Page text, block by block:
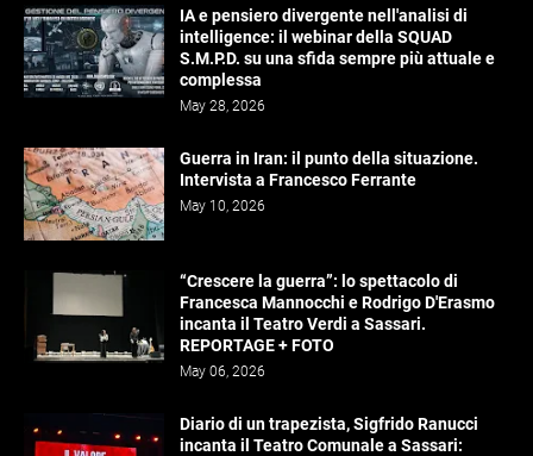
IA e pensiero divergente nell'analisi di
intelligence: il webinar della SQUAD
S.M.P.D. su una sfida sempre più attuale e
complessa
May 28, 2026
Guerra in Iran: il punto della situazione.
Intervista a Francesco Ferrante
May 10, 2026
“Crescere la guerra”: lo spettacolo di
Francesca Mannocchi e Rodrigo D'Erasmo
incanta il Teatro Verdi a Sassari.
REPORTAGE + FOTO
May 06, 2026
Diario di un trapezista, Sigfrido Ranucci
incanta il Teatro Comunale a Sassari: